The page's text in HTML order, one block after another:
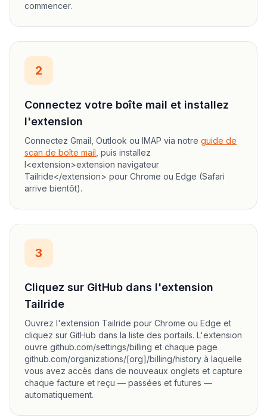
commencer.
2
Connectez votre boîte mail et installez
l'extension
Connectez Gmail, Outlook ou IMAP via notre guide de
scan de boîte mail , puis installez
l<extension>extension navigateur
Tailride</extension> pour Chrome ou Edge (Safari
arrive bientôt).
3
Cliquez sur GitHub dans l'extension
Tailride
Ouvrez l'extension Tailride pour Chrome ou Edge et
cliquez sur GitHub dans la liste des portails. L'extension
ouvre github.com/settings/billing et chaque page
github.com/organizations/[org]/billing/history à laquelle
vous avez accès dans de nouveaux onglets et capture
chaque facture et reçu — passées et futures —
automatiquement.